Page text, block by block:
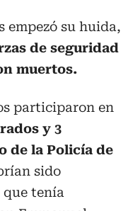
empezó su huida,
de seguridad
muertos.
participaron en
y 3
de la Policía de
sido
tenía